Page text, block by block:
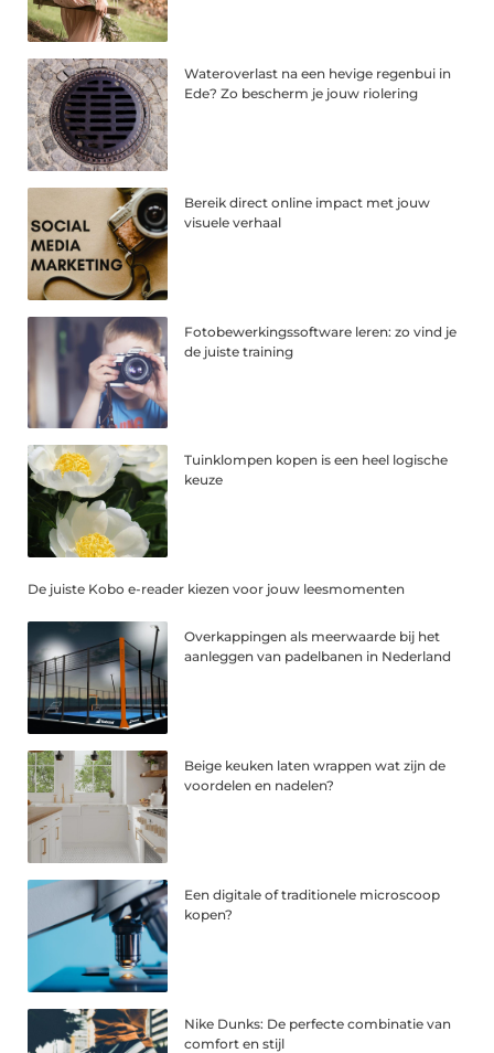
Wateroverlast na een hevige regenbui in
Ede? Zo bescherm je jouw riolering
Bereik direct online impact met jouw
visuele verhaal
Fotobewerkingssoftware leren: zo vind je
de juiste training
Tuinklompen kopen is een heel logische
keuze
De juiste Kobo e-reader kiezen voor jouw leesmomenten
Overkappingen als meerwaarde bij het
aanleggen van padelbanen in Nederland
Beige keuken laten wrappen wat zijn de
voordelen en nadelen?
Een digitale of traditionele microscoop
kopen?
Nike Dunks: De perfecte combinatie van
comfort en stijl